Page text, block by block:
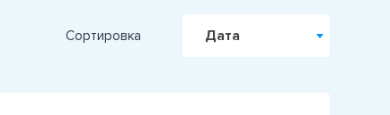
Сортировка Дата